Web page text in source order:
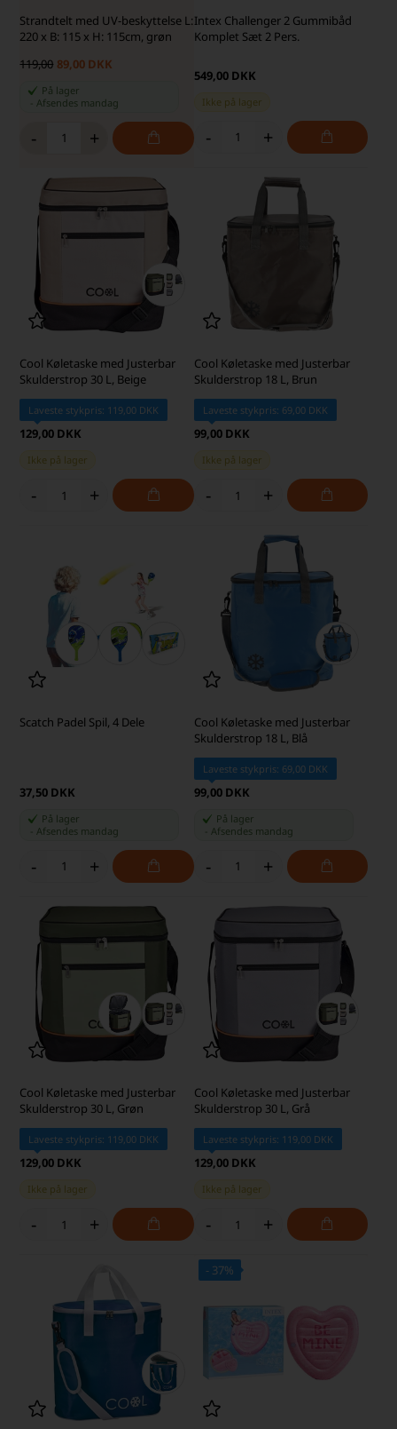
Strandtelt med UV-beskyttelse L:
220 x B: 115 x H: 115cm, grøn
119,00 89,00 DKK
På lager
Afsendes mandag
- +
Intex Challenger 2 Gummibåd
Komplet Sæt 2 Pers.
549,00 DKK
Ikke på lager
- +
Cool Køletaske med Justerbar
Skulderstrop 30 L, Beige
Laveste stykpris: 119,00 DKK
129,00 DKK
Ikke på lager
- +
Cool Køletaske med Justerbar
Skulderstrop 18 L, Brun
Laveste stykpris: 69,00 DKK
99,00 DKK
Ikke på lager
- +
Scatch Padel Spil, 4 Dele
37,50 DKK
På lager
Afsendes mandag
- +
Cool Køletaske med Justerbar
Skulderstrop 18 L, Blå
Laveste stykpris: 69,00 DKK
99,00 DKK
På lager
Afsendes mandag
- +
Cool Køletaske med Justerbar
Skulderstrop 30 L, Grøn
Laveste stykpris: 119,00 DKK
129,00 DKK
Ikke på lager
- +
Cool Køletaske med Justerbar
Skulderstrop 30 L, Grå
Laveste stykpris: 119,00 DKK
129,00 DKK
Ikke på lager
- +
- 37%